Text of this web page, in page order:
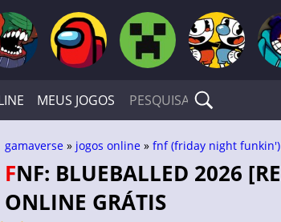
MEUS JOGOS
gamaverse » jogos online » fnf (friday night funkin')
FNF: BLUEBALLED 2026 [RESCRIPT] · JOGAR
ONLINE GRÁTIS